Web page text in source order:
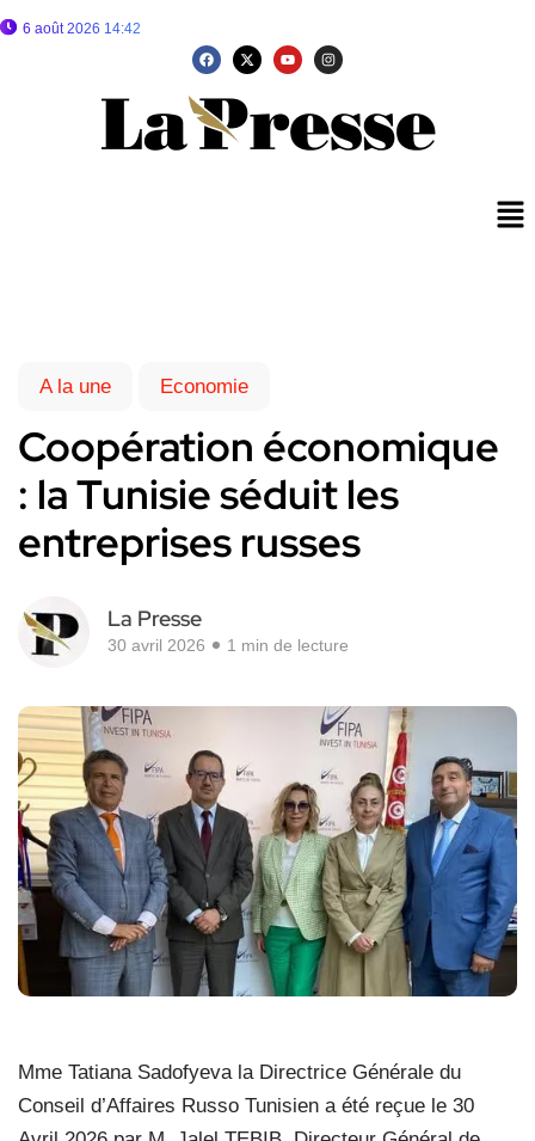
6 août 2026 14:42
A la une Economie
Coopération économique
: la Tunisie séduit les
entreprises russes
La Presse
30 avril 2026 1 min de lecture
Mme Tatiana Sadofyeva la Directrice Générale du
Conseil d’Affaires Russo Tunisien a été reçue le 30